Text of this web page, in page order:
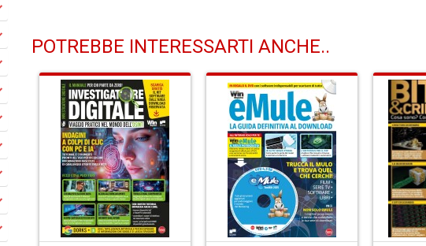
POTREBBE INTERESSARTI ANCHE..